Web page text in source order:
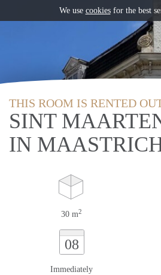
THIS ROOM IS RENTED
SINT
IN
30 m2
08
Immediately
We use cookiesfor the best